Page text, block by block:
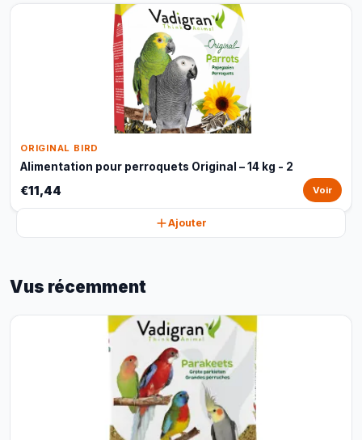
ORIGINAL BIRD
Alimentation pour perroquets Original – 14 kg - 2
€11,44 Voir
Ajouter
Vus récemment